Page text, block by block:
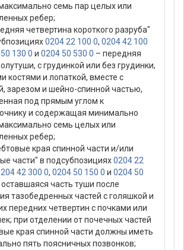
семь пар целых или
ребер;
четвертина короткого разруба"
0204 22 100 0, 0204 42 100
130 0 и 0204 50 530 0 – передняя
с грудинкой или без грудинки,
костями и лопаткой, вместе с
зарезом и шейно-спинной частью,
под прямым углом к
и содержащая минимально
семь целых или
ребер;
края спинной части и/или
части" в подсубпозициях0204 22
42 300 0, 0204 50 150 0 и 0204 50
оставшаяся часть туши после
тазобедренных частей с голяшкой и
передних четвертин с почками или
при отделении от почечных частей
края спинной части должны иметь
пять поясничных позвонков;